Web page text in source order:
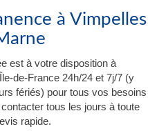
à Vimpelles
est à votre disposition à
de-France 24h/24 et 7j/7 (y
fériés) pour tous vos besoins
tous les jours à toute
rapide.